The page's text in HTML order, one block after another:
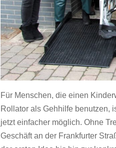
Für Menschen, die einen
Rollator als Gehhilfe benutzen,
jetzt einfacher möglich. Ohne
Geschäft an der Frankfurter